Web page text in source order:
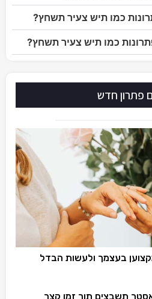
כמו תיש צעיר תשחץ?
כמו תיש צעיר תשחץ?
פתרון חדש
בעצמך ולעשות הבדל
תשבצים תוך זמן קצר